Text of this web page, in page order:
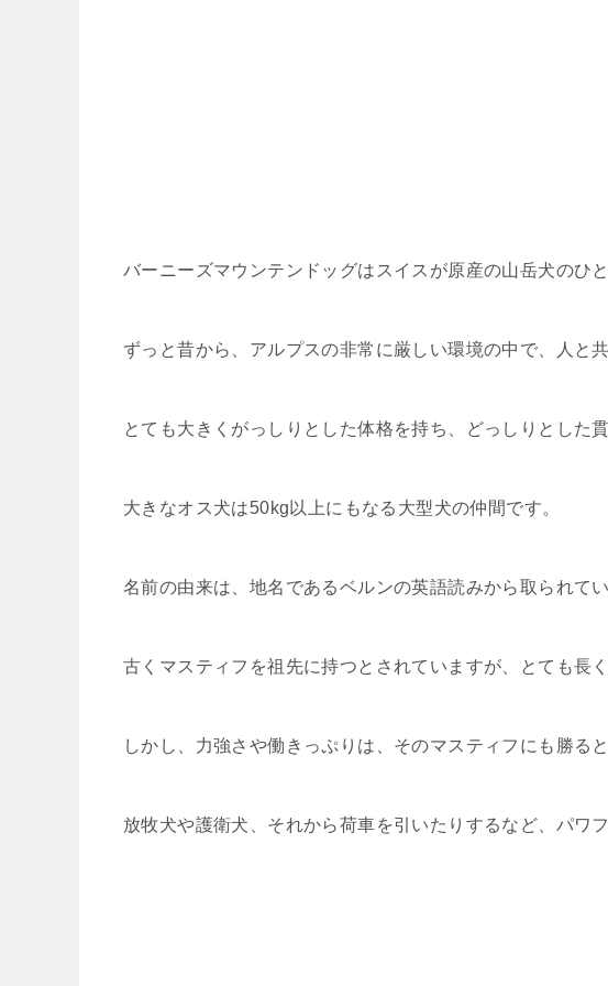
バーニーズマウンテンドッグはスイスが原産の山岳犬のひと
ずっと昔から、アルプスの非常に厳しい環境の中で、人と
とても大きくがっしりとした体格を持ち、どっしりとした
大きなオス犬は50kg以上にもなる大型犬の仲間です。
名前の由来は、地名であるベルンの英語読みから取られてい
古くマスティフを祖先に持つとされていますが、とても長
しかし、力強さや働きっぷりは、そのマスティフにも勝る
放牧犬や護衛犬、それから荷車を引いたりするなど、パワ